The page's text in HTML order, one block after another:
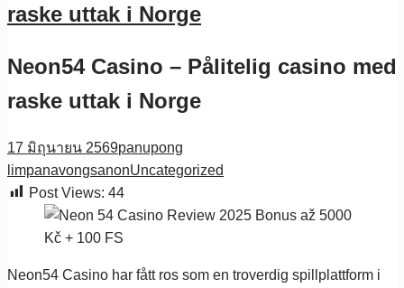
raske uttak i Norge
Neon54 Casino – Pålitelig casino med
raske uttak i Norge
17 มิถุนายน 2569panupong
limpanavongsanonUncategorized
Post Views: 44
Neon54 Casino har fått ros som en troverdig spillplattform i